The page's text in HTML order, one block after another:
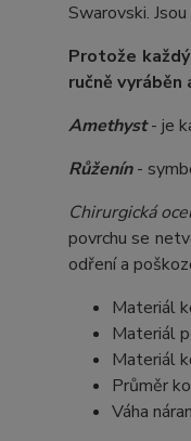
Swarovski.
Protože
ručně
Amethyst- je
Růženín-
Chirurgická
povrchu se
odření a
Materiál
Materiál
Materiál
Průměr
Váha